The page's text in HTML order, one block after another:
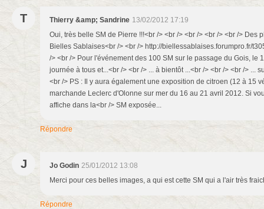
T Thierry &amp; Sandrine 13/02/2012 17:19
Oui, très belle SM de Pierre !!!<br /> <br /> <br /> <br /> <br /> Des
Bielles Sablaises<br /> <br /> http://biellessablaises.forumpro.fr/
/> <br /> Pour l'événement des 100 SM sur le passage du Gois, le
journée à tous et...<br /> <br /> ... à bientôt ...<br /> <br /> <br /> ...
<br /> PS : Il y aura également une exposition de citroen (12 à 15
marchande Leclerc d'Olonne sur mer du 16 au 21 avril 2012. Si
affiche dans la<br /> SM exposée...
Répondre
J Jo Godin 25/01/2012 13:08
Merci pour ces belles images, a qui est cette SM qui a l'air très
Répondre